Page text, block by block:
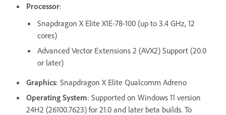
Processor:
Snapdragon X Elite X1E-78-100 (up to 3.4 GHz, 12
cores)
Advanced Vector Extensions 2 (AVX2) Support (20.0
or later)
Graphics: Snapdragon X Elite Qualcomm Adreno
Operating System: Supported on Windows 11 version
24H2 (26100.7623) for 21.0 and later beta builds. To